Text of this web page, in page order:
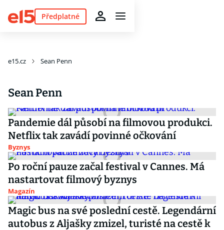
Předplatné
e15.cz Sean Penn
Sean Penn
Pandemie dál působí na filmovou produkci.
Netflix tak zavádí povinné očkování
Byznys
Po roční pauze začal festival v Cannes. Má
nastartovat filmový byznys
Magazín
Magic bus na své poslední cestě. Legendární
autobus z Aljašky zmizel, turisté na cestě k